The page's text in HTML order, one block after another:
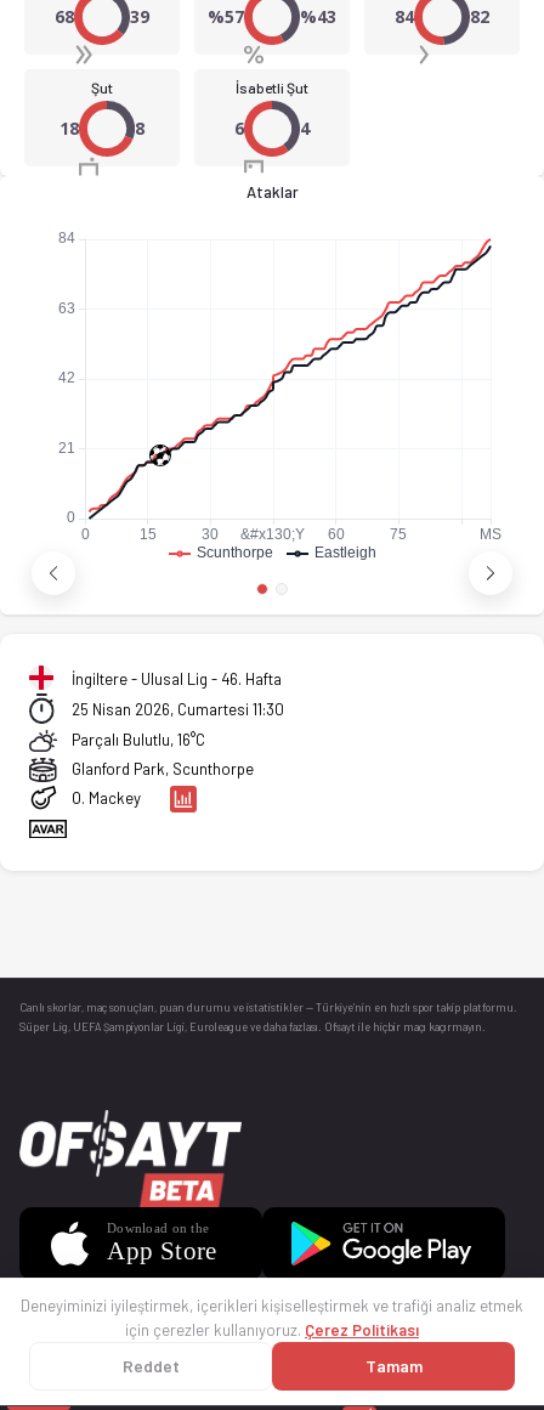
68 39 %57 %43 84 82
Şut
18 8
İsabetli Şut
6 4
Ataklar
İngiltere - Ulusal Lig - 46. Hafta
25 Nisan 2026, Cumartesi 11:30
Parçalı Bulutlu, 16°C
Glanford Park, Scunthorpe
O. Mackey
Canlı skorlar , maç sonuçları, puan durumu ve istatistikler — Türkiye’nin en hızlı spor takip platformu.
Süper Lig, UEFA Şampiyonlar Ligi, Euroleague ve daha fazlası. Ofsayt ile hiçbir maçı kaçırmayın.
© 2025 Ofsayt
Deneyiminizi iyileştirmek, içerikleri kişiselleştirmek ve trafiği analiz etmek
için çerezler kullanıyoruz. Çerez Politikası
Reddet Tamam